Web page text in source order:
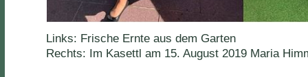
Links: Frische Ernte aus dem Garten
Rechts: Im Kasettl am 15. August 2019 Maria